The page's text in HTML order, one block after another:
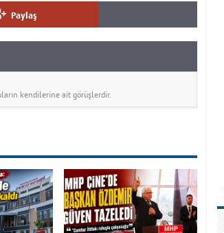
Paylaş
kendilerine ait görüşlerdir.